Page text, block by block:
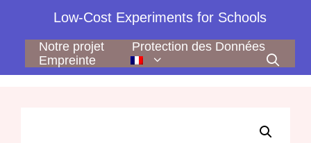
contenu
Low-Cost Experiments for Schools
Notre projet
Protection des Données
Empreinte